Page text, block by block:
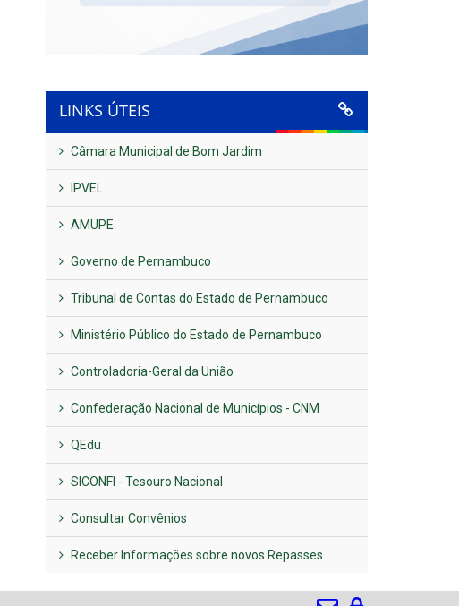
LINKS ÚTEIS
Câmara Municipal de Bom Jardim
IPVEL
AMUPE
Governo de Pernambuco
Tribunal de Contas do Estado de Pernambuco
Ministério Público do Estado de Pernambuco
Controladoria-Geral da União
Confederação Nacional de Municípios - CNM
QEdu
SICONFI - Tesouro Nacional
Consultar Convênios
Receber Informações sobre novos Repasses